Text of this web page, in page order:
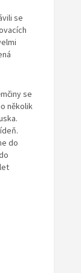
se
se
několik
do